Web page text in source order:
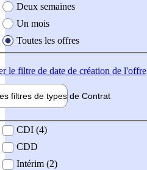
Deux semaines
Un mois
Toutes les offres
le filtre de date de création de l'offre
filtres de types de Contrat
contrat
CDI (4)
CDD
Intérim (2)